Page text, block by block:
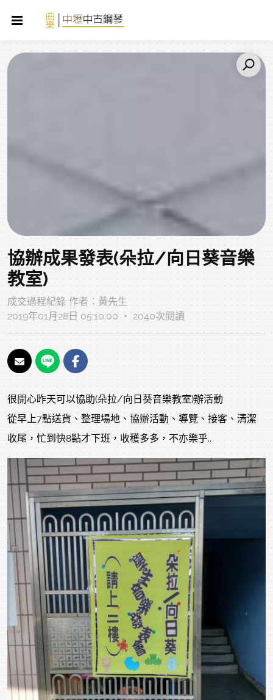
協辦成果發表(朵拉/向日葵音樂
教室)
成交過程紀錄 作者：黃先生
2019年01月28日 05:10:00 ‧ 2040次閱讀
很開心昨天可以協助(朵拉/向日葵音樂教室)辦活動
從早上7點送貨、整理場地、協辦活動、導覽、接客、清潔
收尾，忙到快8點才下班，收穫多多，不亦樂乎..